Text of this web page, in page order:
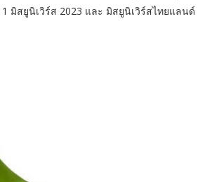
มิสยูนิเวิร์ส 2023 และ มิสยูนิเวิร์สไทยแลนด์